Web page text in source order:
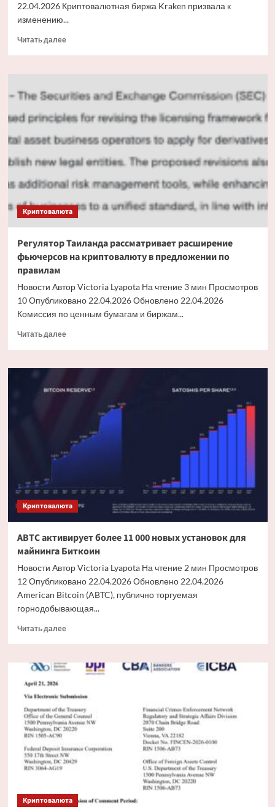
22.04.2026 Криптовалютная биржа Kraken призвала к
изменению...
Читать далееПрочитать
к
De
от
налогов
на
криптовалюту
после
отчетов
за
Криптовалюта
Регулятор Таиланда рассматривает расширение
фьючерсов на криптовалюту в предложении по
правилам
Новости Автор Victoria Lyapota На чтение 3 мин Просмотров
10 Опубликовано 22.04.2026 Обновлено 22.04.2026
Комиссия по ценным бумагам и биржам...
Читать далееПрочитать
Регулятор
рассматривает
фьючерсов
криптовалюту
в
предложении
Криптовалюта
ABTC активирует более 11 000 новых установок для
майнинга Биткоин
Новости Автор Victoria Lyapota На чтение 2 мин Просмотров
12 Опубликовано 22.04.2026 Обновлено 22.04.2026
American Bitcoin (ABTC), публично торгуемая
горнодобывающая...
Читать далееПрочитать
ABTC
активирует
11
000
новых
установок
майнинга
Биткоин
Криптовалюта